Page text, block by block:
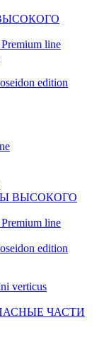
line
edition
ВЫСОКОГО
line
edition
verticus
ЧАСТИ